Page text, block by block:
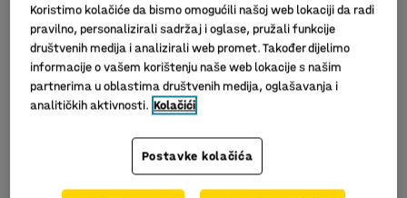
Koristimo kolačiće da bismo omogućili našoj web lokaciji da radi
pravilno, personalizirali sadržaj i oglase, pružali funkcije
društvenih medija i analizirali web promet. Također dijelimo
informacije o vašem korištenju naše web lokacije s našim
partnerima u oblastima društvenih medija, oglašavanja i
analitičkih aktivnosti. Kolačići
Postavke kolačića